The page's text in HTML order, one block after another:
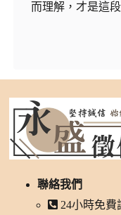
而理解，才是這
聯絡我們
24小時免費